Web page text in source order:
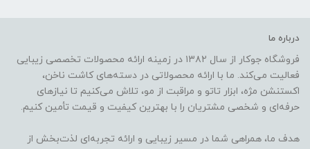
درباره ما
فروشگاه جوکار از سال ۱۳۸۲ در زمینه ارائه محصولات تخصصی زیبایی
فعالیت می‌کند. ما با ارائه محصولاتی در دسته‌های کاشت ناخن،
اکستنشن مژه، ابزار تاتو و مراقبت از مو، تلاش می‌کنیم تا نیازهای
حرفه‌ای و شخصی مشتریان را با بهترین کیفیت و قیمت تأمین کنیم.
هدف ما، همراهی شما در مسیر زیبایی و ارائه تجربه‌ای لذت‌بخش از